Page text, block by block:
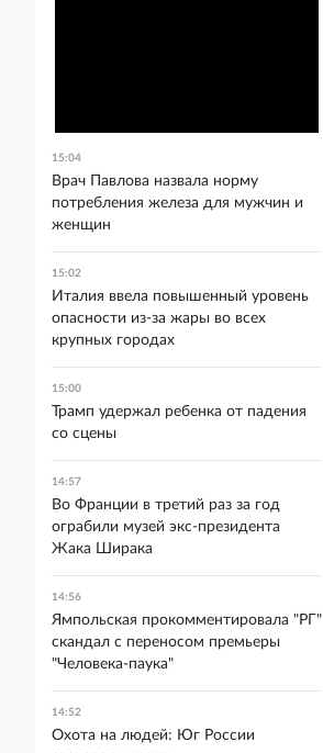
15:04
Врач Павлова назвала норму
потребления железа для мужчин и
женщин
15:02
Италия ввела повышенный уровень
опасности из-за жары во всех
крупных городах
15:00
Трамп удержал ребенка от падения
со сцены
14:57
Во Франции в третий раз за год
ограбили музей экс-президента
Жака Ширака
14:56
Ямпольская прокомментировала "РГ"
скандал с переносом премьеры
"Человека-паука"
14:52
Охота на людей: Юг России